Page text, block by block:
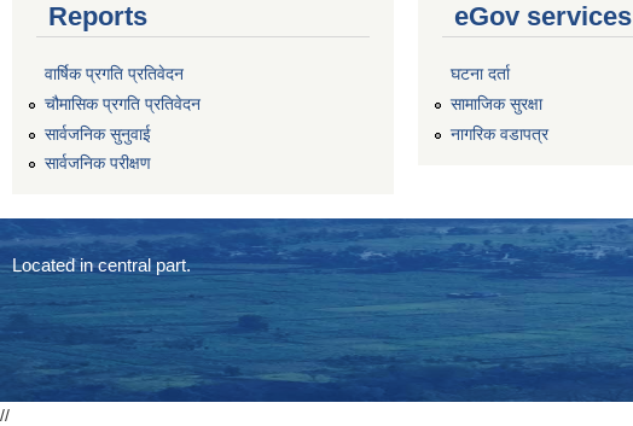
Reports
वार्षिक प्रगति प्रतिवेदन
चौमासिक प्रगति प्रतिवेदन
सार्वजनिक सुनुवाई
सार्वजनिक परीक्षण
eGov services
घटना दर्ता
सामाजिक सुरक्षा
नागरिक वडापत्र
Located in central part.
//